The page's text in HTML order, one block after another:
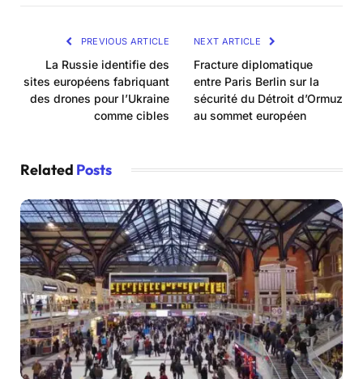
PREVIOUS ARTICLE
La Russie identifie des
sites européens fabriquant
des drones pour l’Ukraine
comme cibles
NEXT ARTICLE
Fracture diplomatique
entre Paris Berlin sur la
sécurité du Détroit d’Ormuz
au sommet européen
Related Posts